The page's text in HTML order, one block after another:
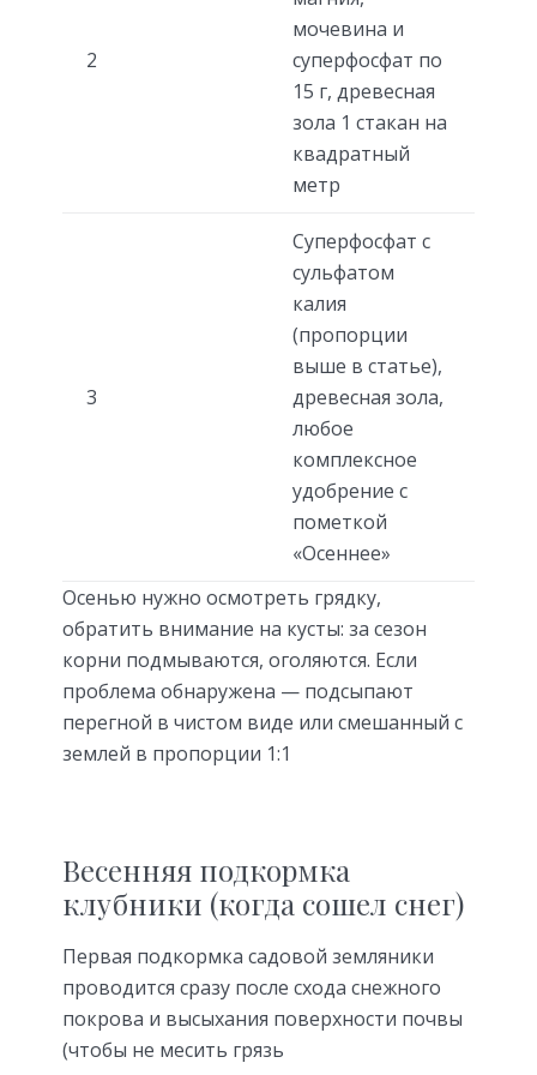
2
мочевина и
суперфосфат по
15 г, древесная
зола 1 стакан на
квадратный
метр
3
Суперфосфат с
сульфатом
калия
(пропорции
выше в статье),
древесная зола,
любое
комплексное
удобрение с
пометкой
«Осеннее»
Осенью нужно осмотреть грядку,
обратить внимание на кусты: за сезон
корни подмываются, оголяются. Если
проблема обнаружена — подсыпают
перегной в чистом виде или смешанный с
землей в пропорции 1:1
Весенняя подкормка
клубники (когда сошел снег)
Первая подкормка садовой земляники
проводится сразу после схода снежного
покрова и высыхания поверхности почвы
(чтобы не месить грязь